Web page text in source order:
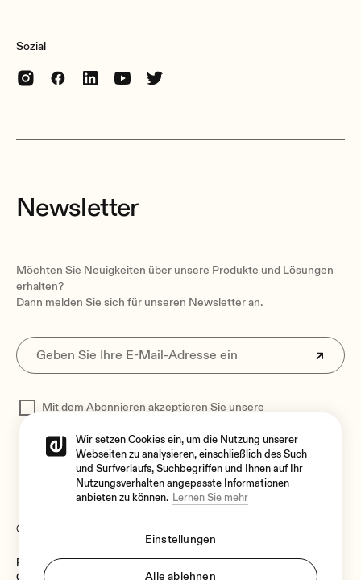
Sozial
Newsletter
Möchten Sie Neuigkeiten über unsere Produkte und Lösungen
erhalten?
Dann melden Sie sich für unseren Newsletter an.
Mit dem Abonnieren akzeptieren Sie unsere
© 2026 Ecler
Rechtlicher Hinweis
Sprache
Wir setzen Cookies ein, um die Nutzung unserer
Webseiten zu analysieren, einschließlich des Such
und Surfverlaufs, Suchbegriffen und Ihnen auf Ihr
Nutzungsverhalten angepasste Informationen
anbieten zu können. Lernen Sie mehr
Einstellungen
Alle ablehnen